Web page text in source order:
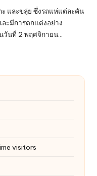
และขลุ่ย ซึ่งรถแห่แต่ละคัน
ะมีการตกแต่งอย่าง
วันที่ 2 พฤศจิกายน…
visitors